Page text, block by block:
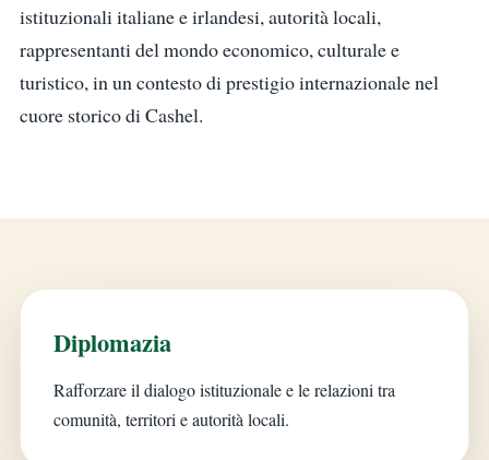
istituzionali italiane e irlandesi, autorità locali,
rappresentanti del mondo economico, culturale e
turistico, in un contesto di prestigio internazionale nel
cuore storico di Cashel.
Diplomazia
Rafforzare il dialogo istituzionale e le relazioni tra
comunità, territori e autorità locali.